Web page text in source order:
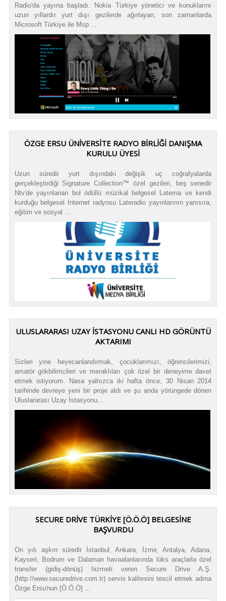
Radio'da yayına başladı. Nokia Türkiye yönetici ve konuklarını
uzun yıllardır yurt dışı gezilerde ağırlayan, son zamanlarda
Microsoft Türkiye ile Msp ...
ÖZGE ERSU ÜNİVERSİTE RADYO BİRLİĞİ DANIŞMA
KURULU ÜYESİ
Uzun süredir yurt dışındaki değişik uç coğrafyalarda
gerçekleştirdiği Signature Collection™ özel gezileri, beş senedir
Ntv'de yayınlanan bol ödüllü müzikal belgesel Laterna ve kendi
kurduğu belgesel Internet radyosu Lateradio yayınlarının yanısıra,
eğitim ve sosyal ...
ULUSLARARASI UZAY İSTASYONU CANLI HD GÖRÜNTÜ
AKTARIMI
Sizleri yine heyecanlandırmak, çocuklarımızı, öğrencilerimizi,
amatör gökbilimcileri ve meraklıları çok özel bir deneyime davet
etmek istiyorum. Nasa yalnızca iki hafta önce, 30 Nisan 2014
tarihinde devreye yeni bir proje aldı ve şu anda yörüngede dönen
Uluslararası Uzay İstasyonu...
SECURE DRIVE TÜRKIYE [Ö.Ö.Ö] BELGESINE
BAŞVURDU
On yılı aşkın süredir İstanbul, Ankara, İzmir, Antalya, Adana,
Kayseri, Bodrum ve Dalaman havaalanlarında lüks araçlarla özel
transfer (gidiş-dönüş) hizmeti veren Secure Drive A.Ş.
(http://www.securedrive.com.tr) servis kalitesini tescil etmek adına
Özge Ersu'nun [Ö.Ö.Ö] ...